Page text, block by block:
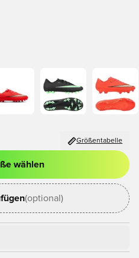
Größentabelle
Anmelden oder Registrieren
wählen
(optional)